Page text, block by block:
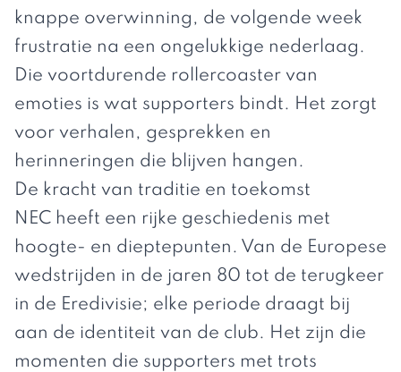
knappe overwinning, de volgende week
frustratie na een ongelukkige nederlaag.
Die voortdurende rollercoaster van
emoties is wat supporters bindt. Het zorgt
voor verhalen, gesprekken en
herinneringen die blijven hangen.
De kracht van traditie en toekomst
NEC heeft een rijke geschiedenis met
hoogte- en dieptepunten. Van de Europese
wedstrijden in de jaren 80 tot de terugkeer
in de Eredivisie; elke periode draagt bij
aan de identiteit van de club. Het zijn die
momenten die supporters met trots